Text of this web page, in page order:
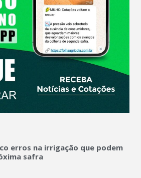
erros na irrigação que podem
safra